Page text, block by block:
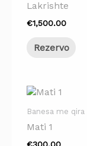
Lakrishte
€1,500.00
Rezervo
Banesa me qira
Mati 1
€300.00